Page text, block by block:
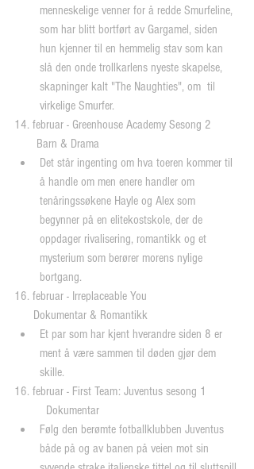
menneskelige venner for å redde Smurfeline,
som har blitt bortført av Gargamel, siden
hun kjenner til en hemmelig stav som kan
slå den onde trollkarlens nyeste skapelse,
skapninger kalt "The Naughties", om  til
virkelige Smurfer.
14. februar - Greenhouse Academy Sesong 2
       Barn & Drama
Det står ingenting om hva toeren kommer til
å handle om men enere handler om
tenåringssøkene Hayle og Alex som
begynner på en elitekostskole, der de
oppdager rivalisering, romantikk og et
mysterium som berører morens nylige
bortgang.
16. februar - Irreplaceable You
      Dokumentar & Romantikk
Et par som har kjent hverandre siden 8 er
ment å være sammen til døden gjør dem
skille.
16. februar - First Team: Juventus sesong 1
          Dokumentar
Følg den berømte fotballklubben Juventus
både på og av banen på veien mot sin